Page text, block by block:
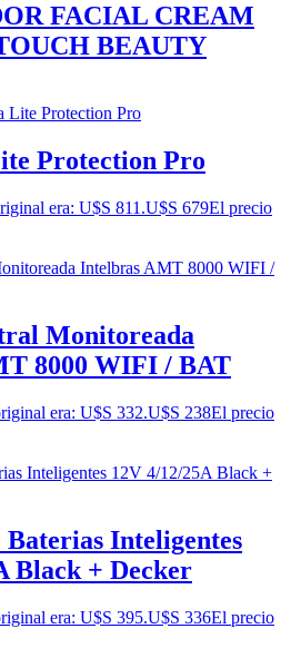
FACIAL CREAM
BEAUTY
Protection Pro
era: U$S 811.U$S 679El precio
Monitoreada
8000 WIFI / BAT
era: U$S 332.U$S 238El precio
Inteligentes
Black + Decker
era: U$S 395.U$S 336El precio